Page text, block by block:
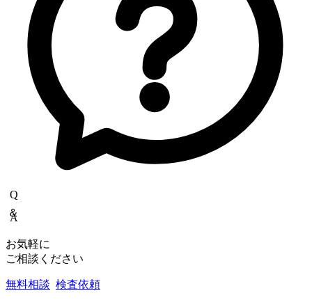
Q＆A
お気軽に
ご相談ください
無料相談 検査依頼